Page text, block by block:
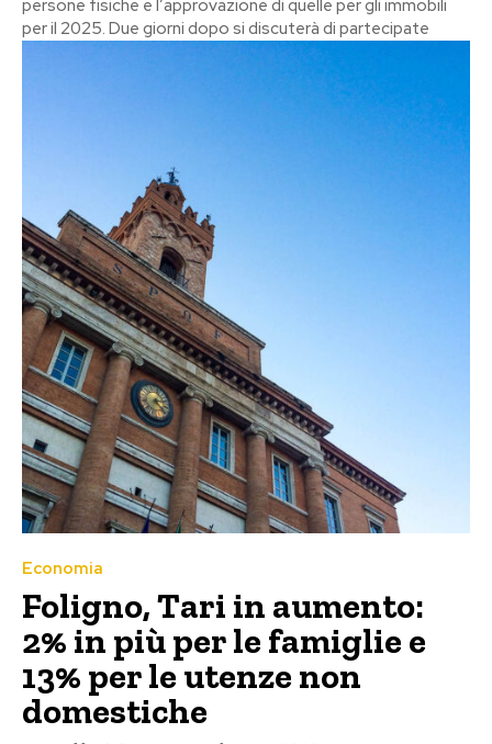
persone fisiche e l’approvazione di quelle per gli immobili
per il 2025. Due giorni dopo si discuterà di partecipate
Economia
Foligno, Tari in aumento:
2% in più per le famiglie e
13% per le utenze non
domestiche